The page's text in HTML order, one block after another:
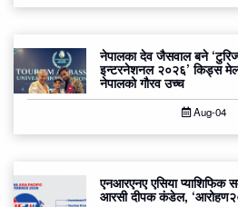
नेपालका देव जैसवाल बने
इन्टरनेशनल २०२६’ किड्स मेल
नेपालको गौरव उच्च
Aug-04
एनआरएनए एसिया प्याशिफिक
आरसी दीपक कंडेल,